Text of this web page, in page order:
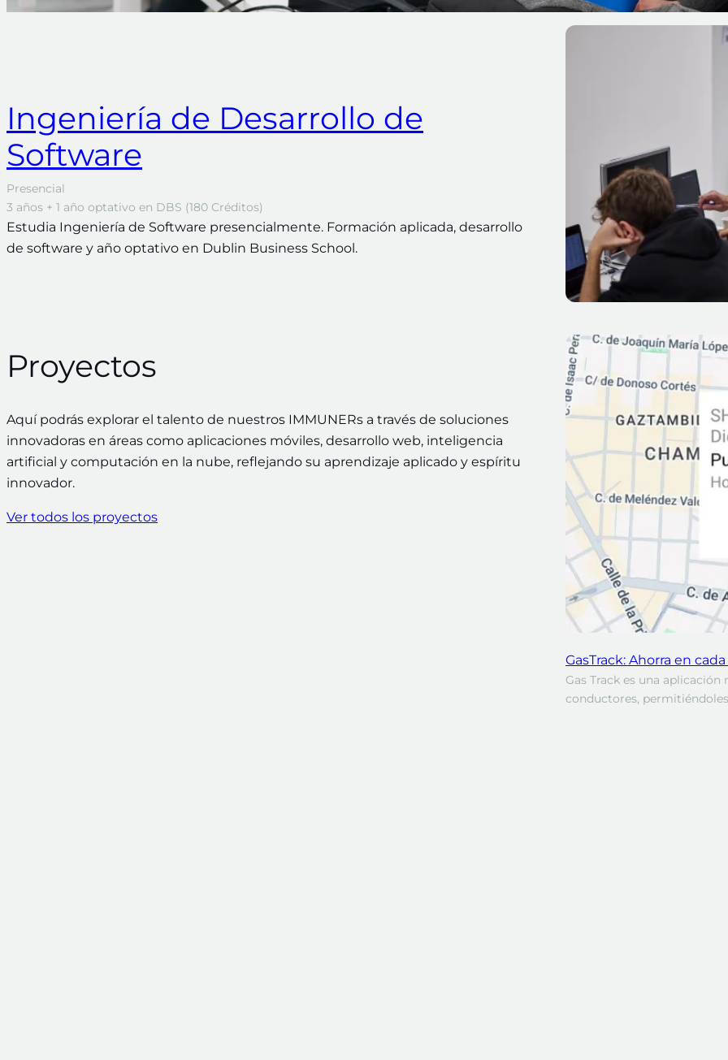
Ingeniería de Desarrollo de
Software
Presencial
3 años + 1 año optativo en DBS (180 Créditos)
Estudia Ingeniería de Software presencialmente. Formación aplicada, desarrollo
de software y año optativo en Dublin Business School.
Proyectos
Aquí podrás explorar el talento de nuestros IMMUNERs a través de soluciones
innovadoras en áreas como aplicaciones móviles, desarrollo web, inteligencia
artificial y computación en la nube, reflejando su aprendizaje aplicado y espíritu
innovador.
Ver todos los proyectos
GasTrack: Ahorra en
Gas Track es una
conductores,